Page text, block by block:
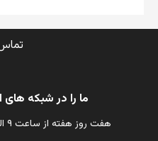
ما را در شبکه های
هفت روز هفته از ساعت ۹ الی ۱۸ پاسخگوی شما هستیم.